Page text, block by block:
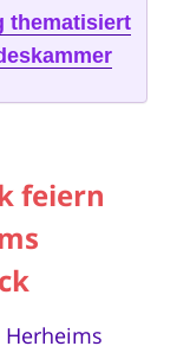
thematisiert
feiern